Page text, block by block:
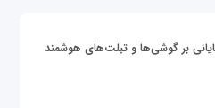
بر گوشی‌ها و تبلت‌های هوشمند